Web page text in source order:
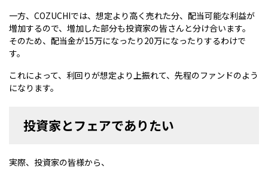
一方、COZUCHIでは、想定より高く売れた分、配当可能な利益が
増加するので、増加した部分も投資家の皆さんと分け合います。
そのため、配当金が15万になったり20万になったりするわけで
す。
これによって、利回りが想定より上振れて、先程のファンドのよう
になります。
投資家とフェアでありたい
実際、投資家の皆様から、